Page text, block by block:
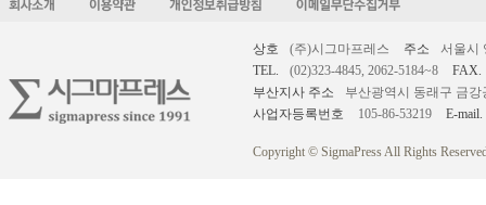
상호 (주)시그마프레스 주소
서울시
TEL.
(02)323-4845, 2062-5184~8
FAX.
부산지사 주소
부산광역시 동래구 금강
사업자등록번호
105-86-53219 E-mail.
Copyright © SigmaPress All Rights